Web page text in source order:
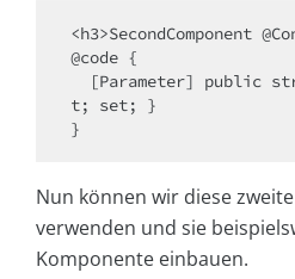
<h3>SecondComponent
@code {
t; set; }
Nun können wir diese
verwenden und sie
Komponente einbauen.